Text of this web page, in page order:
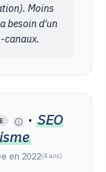
Moins
besoin d'un
canaux.
· SEO
en 2022(4 ans)